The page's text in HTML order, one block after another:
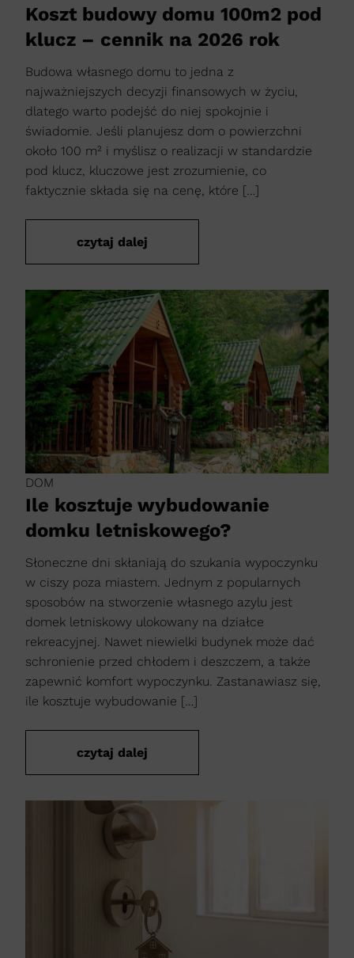
Koszt budowy domu 100m2 pod
klucz – cennik na 2026 rok
Budowa własnego domu to jedna z
najważniejszych decyzji finansowych w życiu,
dlatego warto podejść do niej spokojnie i
świadomie. Jeśli planujesz dom o powierzchni
około 100 m² i myślisz o realizacji w standardzie
pod klucz, kluczowe jest zrozumienie, co
faktycznie składa się na cenę, które […]
czytaj dalej
DOM
Ile kosztuje wybudowanie
domku letniskowego?
Słoneczne dni skłaniają do szukania wypoczynku
w ciszy poza miastem. Jednym z popularnych
sposobów na stworzenie własnego azylu jest
domek letniskowy ulokowany na działce
rekreacyjnej. Nawet niewielki budynek może dać
schronienie przed chłodem i deszczem, a także
zapewnić komfort wypoczynku. Zastanawiasz się,
ile kosztuje wybudowanie […]
czytaj dalej